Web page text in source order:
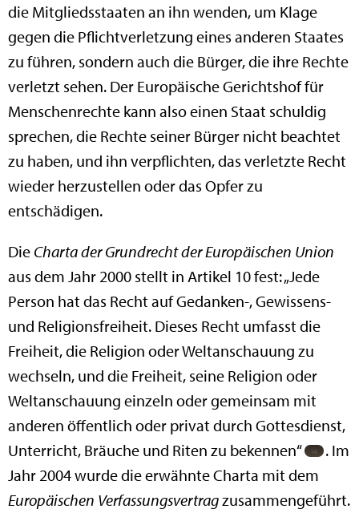
die Mitgliedsstaaten an ihn wenden, um Klage
gegen die Pflichtverletzung eines anderen Staates
zu führen, sondern auch die Bürger, die ihre Rechte
verletzt sehen. Der Europäische Gerichtshof für
Menschenrechte kann also einen Staat schuldig
sprechen, die Rechte seiner Bürger nicht beachtet
zu haben, und ihn verpflichten, das verletzte Recht
wieder herzustellen oder das Opfer zu
entschädigen.
Die Charta der Grundrecht der Europäischen Union
aus dem Jahr 2000 stellt in Artikel 10 fest: „Jede
Person hat das Recht auf Gedanken-, Gewissens-
und Religionsfreiheit. Dieses Recht umfasst die
Freiheit, die Religion oder Weltanschauung zu
wechseln, und die Freiheit, seine Religion oder
Weltanschauung einzeln oder gemeinsam mit
anderen öffentlich oder privat durch Gottesdienst,
Unterricht, Bräuche und Riten zu bekennen“
. Im
Jahr 2004 wurde die erwähnte Charta mit dem
Europäischen Verfassungsvertragzusammengeführt.